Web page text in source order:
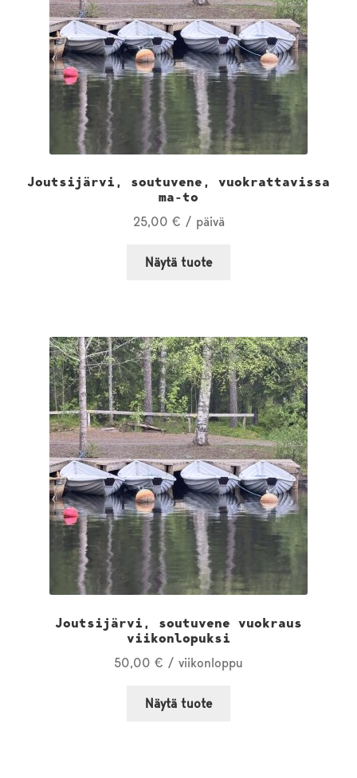
Joutsijärvi, soutuvene, vuokrattavissa
ma-to
25,00 € / päivä
Näytä tuote
Joutsijärvi, soutuvene vuokraus
viikonlopuksi
50,00 € / viikonloppu
Näytä tuote